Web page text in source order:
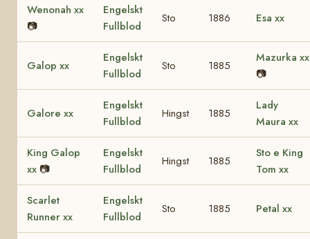
Wenonah xx
📷
Engelskt
Fullblod
Sto 1886 Esa xx
Galop xx
Engelskt
Fullblod
Sto 1885
Mazurka xx
📷
Galore xx
Engelskt
Fullblod
Hingst 1885
Lady
Maura xx
King Galop
xx 📷
Engelskt
Fullblod
Hingst 1885
Sto e King
Tom xx
Scarlet
Runner xx
Engelskt
Fullblod
Sto 1885 Petal xx